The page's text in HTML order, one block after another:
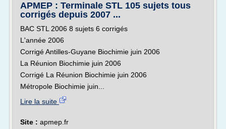
APMEP : Terminale STL 105 sujets tous
corrigés depuis 2007 ...
BAC STL 2006 8 sujets 6 corrigés
L'année 2006
Corrigé Antilles-Guyane Biochimie juin 2006
La Réunion Biochimie juin 2006
Corrigé La Réunion Biochimie juin 2006
Métropole Biochimie juin...
Lire la suite
Site : apmep.fr